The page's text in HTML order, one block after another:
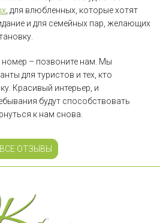
, для влюбленных, которые хотят
и для семейных пар, желающих
– позвоните нам. Мы
для туристов и тех, кто
Красивый интерьер, и
будут способствовать
к нам снова.
ВСЕ ОТЗЫВЫ